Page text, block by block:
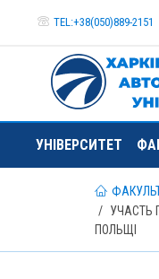
TEL:+38(050)889-2151
УНІВЕРСИТЕТ
УЧАСТЬ
ПОЛЬЩІ